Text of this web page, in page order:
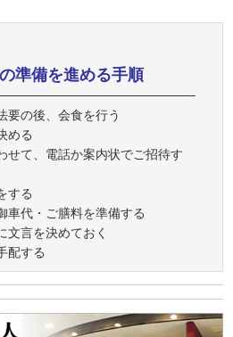
準備を進める手順
要の後、会食を行う
める
せて、電話か案内状でご招待す
する
車代・ご膳料を準備する
文言を決めておく
配する